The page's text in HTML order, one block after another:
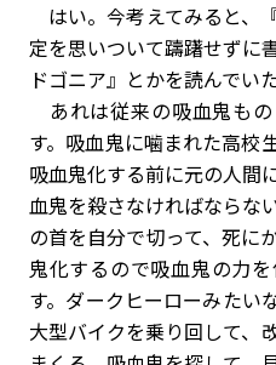
はい。今考えてみると、
定を思いついて躊躇せずに
ドゴニア』とかを読んでい
あれは従来の吸血鬼も
す。吸血鬼に噛まれた高校
吸血鬼化する前に元の人間
血鬼を殺さなければならな
の首を自分で切って、死に
鬼化するので吸血鬼の力
す。ダークヒーローみたい
大型バイクを乗り回して、